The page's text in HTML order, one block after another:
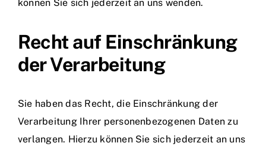
können Sie sich jederzeit an uns wenden.
Recht auf Einschränkung
der Verarbeitung
Sie haben das Recht, die Einschränkung der
Verarbeitung Ihrer personenbezogenen Daten zu
verlangen. Hierzu können Sie sich jederzeit an uns